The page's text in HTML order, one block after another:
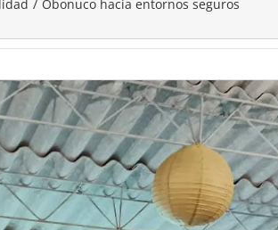
/ Obonuco hacia entornos seguros